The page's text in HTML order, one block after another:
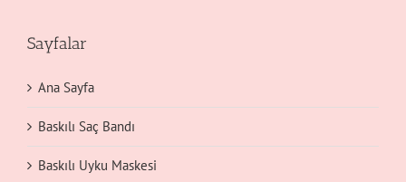
Sayfalar
Ana Sayfa
Baskılı Saç Bandı
Baskılı Uyku Maskesi